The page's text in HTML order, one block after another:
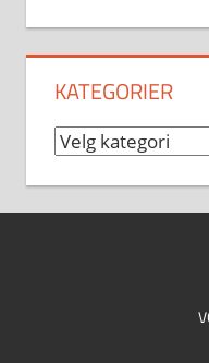
KATEGORIER
Kategorier